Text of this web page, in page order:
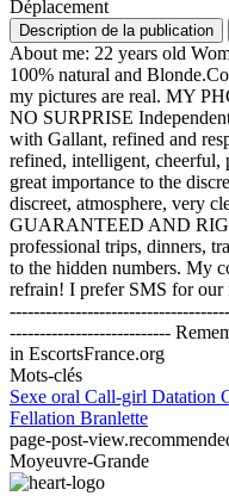
Déplacement
Description de la publication
About me: 22 years old
100% natural and
my pictures are real. MY
NO SURPRISE
with Gallant, refined and
refined, intelligent, cheerful,
great importance to the
discreet, atmosphere, very
GUARANTEED AND
professional trips, dinners,
to the hidden numbers. My
refrain! I prefer SMS for our
---------------------------
in EscortsFrance.org
Mots-clés
Sexe oral Call-girl Datation
Fellation Branlette
page-post-
Moyeuvre-Grande